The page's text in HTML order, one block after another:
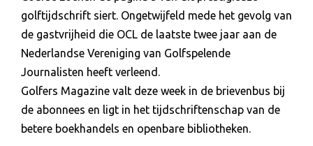
golftijdschrift siert. Ongetwijfeld mede het gevolg van
de gastvrijheid die OCL de laatste twee jaar aan de
Nederlandse Vereniging van Golfspelende
Journalisten heeft verleend.
Golfers Magazine valt deze week in de brievenbus bij
de abonnees en ligt in het tijdschriftenschap van de
betere boekhandels en openbare bibliotheken.